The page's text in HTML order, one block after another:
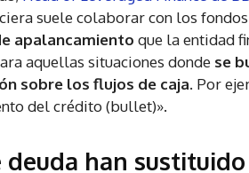
suele colaborar con los
apalancamiento que la entidad
aquellas situaciones donde se
sobre los flujos de caja. Por
del crédito (bullet)».
deuda han